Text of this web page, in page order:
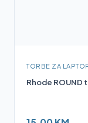
TORBE ZA
Rhode